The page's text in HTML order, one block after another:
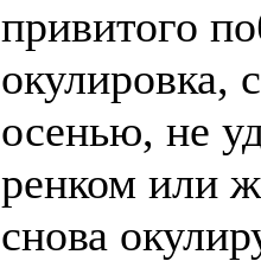
привитого
окулировка,
осенью, не
ренком или
снова